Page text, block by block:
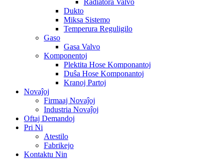
Radiatora Valvo
Dukto
Miksa Sistemo
Temperura Reguligilo
Gaso
Gasa Valvo
Komponentoj
Plektita Hose Komponantoj
Duŝa Hose Komponantoj
Kranoj Partoj
Novaĵoj
Firmaaj Novaĵoj
Industria Novaĵoj
Oftaj Demandoj
Pri Ni
Atestilo
Fabrikejo
Kontaktu Nin